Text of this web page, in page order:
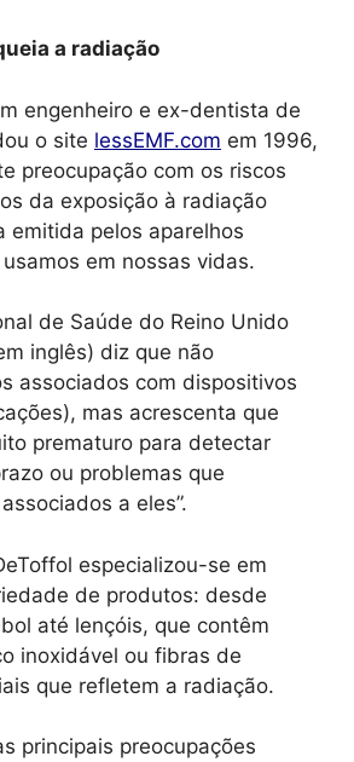
a radiação
engenheiro e ex-dentista de
o site lessEMF.com em 1996,
preocupação com os riscos
da exposição à radiação
emitida pelos aparelhos
em nossas vidas.
de Saúde do Reino Unido
inglês) diz que não
associados com dispositivos
mas acrescenta que
prematuro para detectar
ou problemas que
a eles”.
especializou-se em
de produtos: desde
até lençóis, que contêm
inoxidável ou fibras de
que refletem a radiação.
principais preocupações